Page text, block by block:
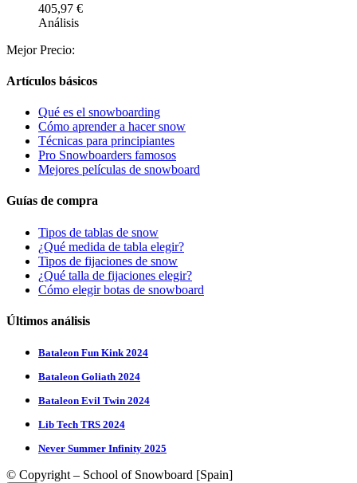
405,97 €
Análisis
Mejor Precio:
Artículos básicos
Qué es el snowboarding
Cómo aprender a hacer snow
Técnicas para principiantes
Pro Snowboarders famosos
Mejores películas de snowboard
Guías de compra
Tipos de tablas de snow
¿Qué medida de tabla elegir?
Tipos de fijaciones de snow
¿Qué talla de fijaciones elegir?
Cómo elegir botas de snowboard
Últimos análisis
Bataleon Fun Kink 2024
Bataleon Goliath 2024
Bataleon Evil Twin 2024
Lib Tech TRS 2024
Never Summer Infinity 2025
© Copyright – School of Snowboard [Spain]